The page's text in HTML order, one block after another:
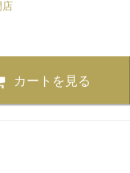
カートを見る